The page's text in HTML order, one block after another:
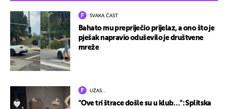
SVAKA ČAST
Bahato mu prepriječio prijelaz, a ono što je
pješak napravio oduševilo je društvene
mreže
UŽAS…
"Ove tri štrace došle su u klub…": Splitska